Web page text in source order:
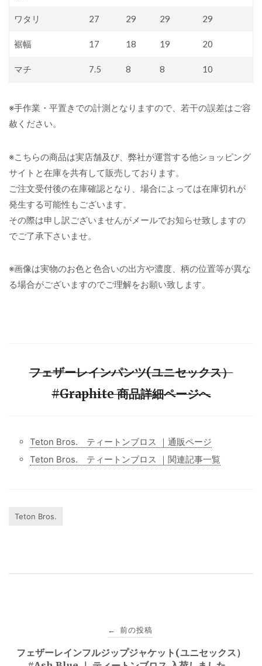
ワタリ 27 29 29 29
裾幅 17 18 19 20
マチ 7.5 8 8 10
※手作業・平置きでの計測となりますので、若干の誤差はご容
赦ください。
※こちらの商品は実店舗及び、弊社が運営する他ショッピング
サイトと在庫を共有して販売しております。
ご注文受付後の在庫確認となり、場合によっては在庫切れが
発生する可能性もございます。
その際は申し訳ございませんがメールでお知らせ致しますの
でご了承下さいませ。
※画像は実物のお色と色合いの出方や濃度、柄の位置等が異な
る場合がございますのでご理解をお願い致します。
フェザーレインパンツ(ユニセックス）
#Graphite 商品詳細ページへ
Teton Bros. ティートンブロス ｜通販ページ
Teton Bros. ティートンブロス ｜関連記事一覧
Teton Bros.
稿
← 前の投稿
フェザーレインフルジップジャケット(ユニセックス）